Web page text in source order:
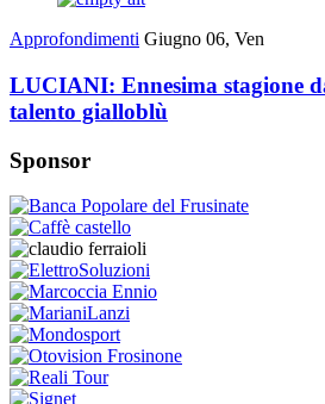
Approfondimenti Giugno 06, Ven
LUCIANI: Ennesima stagione
talento gialloblù
Sponsor